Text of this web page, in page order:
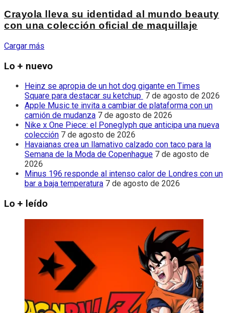
Crayola lleva su identidad al mundo beauty
con una colección oficial de maquillaje
Cargar más
Lo + nuevo
Heinz se apropia de un hot dog gigante en Times
Square para destacar su ketchup 7 de agosto de 2026
Apple Music te invita a cambiar de plataforma con un
camión de mudanza 7 de agosto de 2026
Nike x One Piece: el Poneglyph que anticipa una nueva
colección 7 de agosto de 2026
Havaianas crea un llamativo calzado con taco para la
Semana de la Moda de Copenhague 7 de agosto de
2026
Minus 196 responde al intenso calor de Londres con un
bar a baja temperatura 7 de agosto de 2026
Lo + leído